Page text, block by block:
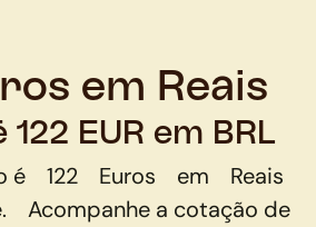
em Reais
EUR em BRL
é 122 Euros em
Reais
Acompanhe a cotação de